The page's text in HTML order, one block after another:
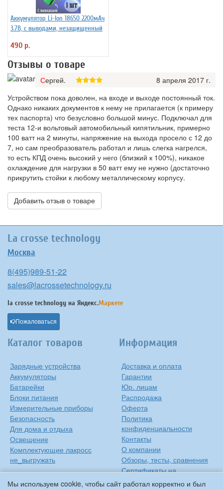
Мы используем cookie, чтобы сайт работал корректно и был
Аккумулятор Li-Ion 18650 2200мАч
3.7В, с выводами, незащищенный
490 р.
Отзывы о товаре
Сергей.
8 апреля 2017 г.
Устройством пока доволен, на входе и выходе постоянный ток.
Однако никаких документов к нему не прилагается (к примеру
тех паспорта) что безусловно большой минус. Подключал для
теста 12-и вольтовый автомобильный кипятильник, примерно
100 ватт на 2 минуты, напряжение на выхода просело с 12 до
7, но сам преобразователь работал и лишь слегка нагрелся,
то есть КПД очень высокий у него (близкий к 100%), никакое
охлаждение для нагрузки в 50 ватт ему не нужно (достаточно
прикрутить стойки к любому металлическому корпусу.
Добавить отзыв о товаре
La crosse technology
Москва
8(495)989-51-22
sales@lacrossetechnology.ru
la crosse technology на Яндекс.Маркете
Пожаловаться
Каталог товаров
Зарядные устройства
Аккумуляторы
Батарейки
Блоки питания
Измерительные приборы
Безопасность
Для дома и отдыха
Освещение
Комплектующие лакросс
не_выгружать
Информация
Доставка и оплата
Гарантии
Юр. лицам
Распродажа
Оферта
Политика
конфиденциальности
Контакты
О компании
Обзоры, тесты, сравнения
Сертификаты на
продукцию